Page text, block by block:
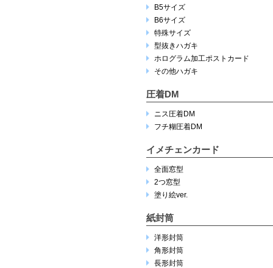
B5サイズ
B6サイズ
特殊サイズ
型抜きハガキ
ホログラム加工ポストカード
その他ハガキ
圧着DM
ニス圧着DM
フチ糊圧着DM
イメチェンカード
全面窓型
2つ窓型
塗り絵ver.
紙封筒
洋形封筒
角形封筒
長形封筒